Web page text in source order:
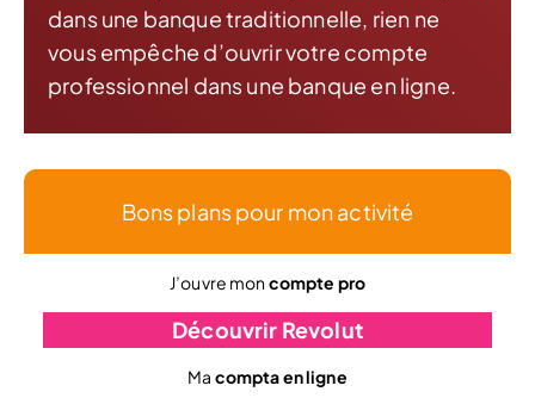
dans une banque traditionnelle, rien ne
vous empêche d’ouvrir votre compte
professionnel dans une banque en ligne.
Bons plans pour mon activité
J’ouvre moncompte pro
Découvrir Revolut
Ma compta en ligne